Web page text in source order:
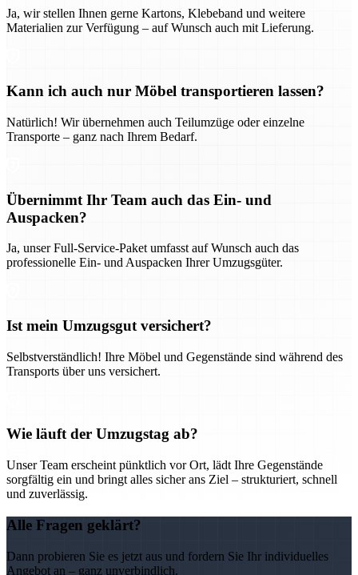
Ja, wir stellen Ihnen gerne Kartons, Klebeband und weitere
Materialien zur Verfügung – auf Wunsch auch mit Lieferung.
Kann ich auch nur Möbel transportieren lassen?
Natürlich! Wir übernehmen auch Teilumzüge oder einzelne
Transporte – ganz nach Ihrem Bedarf.
Übernimmt Ihr Team auch das Ein- und
Auspacken?
Ja, unser Full-Service-Paket umfasst auf Wunsch auch das
professionelle Ein- und Auspacken Ihrer Umzugsgüter.
Ist mein Umzugsgut versichert?
Selbstverständlich! Ihre Möbel und Gegenstände sind während des
Transports über uns versichert.
Wie läuft der Umzugstag ab?
Unser Team erscheint pünktlich vor Ort, lädt Ihre Gegenstände
sorgfältig ein und bringt alles sicher ans Ziel – strukturiert, schnell
und zuverlässig.
Alle Fragen geklärt?
Dann probieren Sie es jetzt aus und fordern Sie Ihr individuelles
Angebot an – ganz unverbindlich.